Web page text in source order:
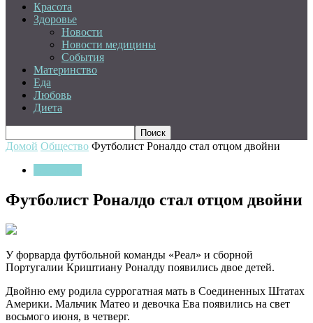
Красота
Здоровье
Новости
Новости медицины
События
Материнство
Еда
Любовь
Диета
Домой Общество Футболист Роналдо стал отцом двойни
Футболист Роналдо стал отцом двойни
У форварда футбольной команды «Реал» и сборной
Португалии Криштиану Роналду появились двое детей.
Двойню ему родила суррогатная мать в Соединенных Штатах
Америки. Мальчик Матео и девочка Ева появились на свет
восьмого июня, в четверг.